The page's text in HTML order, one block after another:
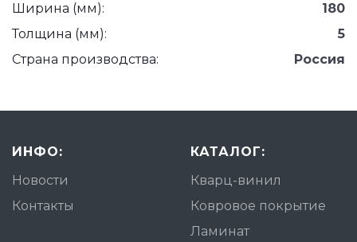
Ширина (мм):
180
Толщина (мм):
5
Страна производства:
Россия
ИНФО:
Новости
Контакты
КАТАЛОГ:
Кварц-винил
Ковровое покрытие
Ламинат